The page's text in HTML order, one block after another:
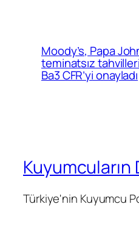
Moody’s, Papa
teminatsız
Ba3 CFR’yi onayladı
Kuyumcuların
Türkiye'nin Kuyumcu